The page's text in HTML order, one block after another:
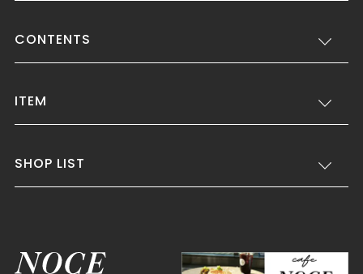
CONTENTS
ITEM
SHOP LIST